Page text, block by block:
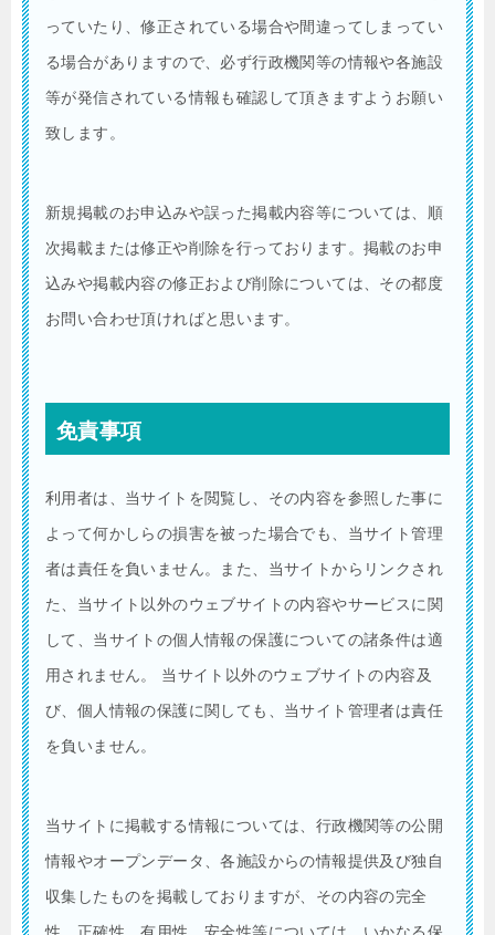
っていたり、修正されている場合や間違ってしまってい
る場合がありますので、必ず行政機関等の情報や各施設
等が発信されている情報も確認して頂きますようお願い
致します。
新規掲載のお申込みや誤った掲載内容等については、順
次掲載または修正や削除を行っております。掲載のお申
込みや掲載内容の修正および削除については、その都度
お問い合わせ頂ければと思います。
免責事項
利用者は、当サイトを閲覧し、その内容を参照した事に
よって何かしらの損害を被った場合でも、当サイト管理
者は責任を負いません。また、当サイトからリンクされ
た、当サイト以外のウェブサイトの内容やサービスに関
して、当サイトの個人情報の保護についての諸条件は適
用されません。 当サイト以外のウェブサイトの内容及
び、個人情報の保護に関しても、当サイト管理者は責任
を負いません。
当サイトに掲載する情報については、行政機関等の公開
情報やオープンデータ、各施設からの情報提供及び独自
収集したものを掲載しておりますが、その内容の完全
性、正確性、有用性、安全性等については、いかなる保